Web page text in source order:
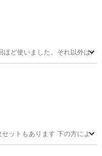
ど使いました。それ以外は未
ットもあります 下の方によく